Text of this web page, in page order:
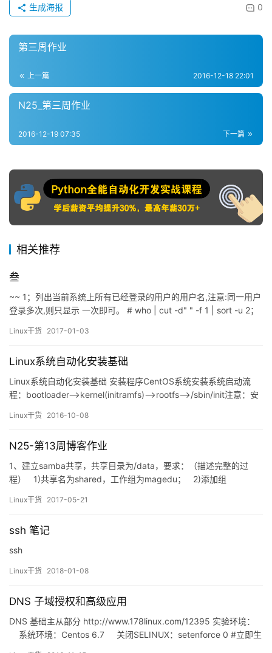
0
生成海报
第三周作业
上一篇 2016-12-18 22:01
N25_第三周作业
下一篇
2016-12-19 07:35
相关推荐
叁
~~ 1；列出当前系统上所有已经登录的用户的用户名,注意:同一用户
登录多次,则只显示 一次即可。 # who | cut -d" " -f 1 | sort -u 2；
|cut -d" " -f 1) # last | head -1 3…
Linux干货 2017-01-03
Linux系统自动化安装基础
Linux系统自动化安装基础 安装程序CentOS系统安装系统启动流
程：bootloader–>kernel(initramfs)–>rootfs–>/sbin/init注意：安
图形库curses的文本窗口gui：图形窗口 安装程序…
Linux干货 2016-10-08
N25-第13周博客作业
1、建立samba共享，共享目录为/data，要求：（描述完整的过
程） 1)共享名为shared，工作组为magedu； 2)添加组
centos以develop为附加组，ubuntu不属于develop组；密码均为
Linux干货 2017-05-21
ssh 笔记
ssh
Linux干货 2018-01-08
DNS 子域授权和高级应用
DNS 基础主从部分 http://www.178linux.com/12395 实验环境：
系统环境：Centos 6.7 关闭SELINUX：setenforce 0 #立即生